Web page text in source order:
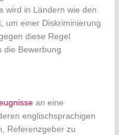
wird in Ländern wie den
um einer Diskriminierung
diese Regel
die Bewerbung
an eine
englischsprachigen
Referenzgeber zu